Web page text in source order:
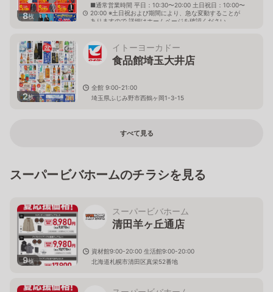
8枚
■通常営業時間 平日：10:30〜20:00 土日祝日：10:00〜
20:00 ※土日祝および期間により、急な変動することが
ありますので 詳細はホームページを確認ください
2枚
イトーヨーカドー
食品館埼玉大井店
全館 9:00-21:00
埼玉県ふじみ野市西鶴ヶ岡1-3-15
すべて見る
スーパービバホームのチラシを見る
9枚
スーパービバホーム
清田羊ヶ丘通店
資材館9:00-20:00 生活館9:00-20:00
北海道札幌市清田区真栄52番地